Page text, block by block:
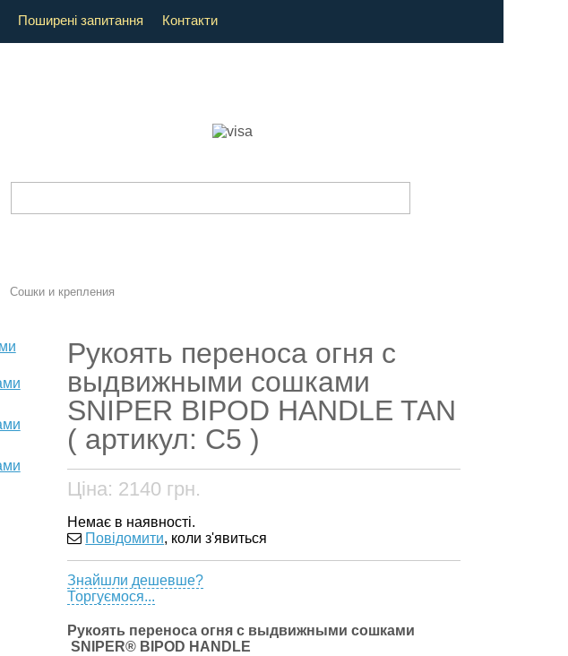
Поширені запитання Контакти
Сошки и крепления
Рукоять переноса огня с
выдвижными сошками
SNIPER BIPOD HANDLE TAN
( артикул: С5 )
Ціна: 2140 грн.
Немає в наявності.
Повідомити, коли з'явиться
Знайшли дешевше?
Торгуємося...
Рукоять переноса огня с выдвижными сошками
SNIPER® BIPOD HANDLE